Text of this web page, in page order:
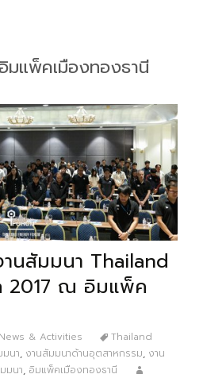
แพ็คเมืองทองธานี
นสัมมนา Thailand
2017 ณ อิมแพ็ค
News & Activities
Thailand
นา, งานสัมมนาด้านอุตสาหกรรม, งาน
มนา, อิมแพ็คเมืองทองธานี